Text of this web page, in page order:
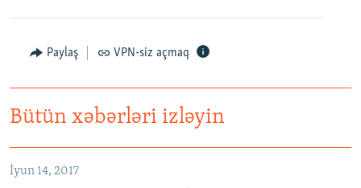
Paylaş VPN-siz açmaq
Bütün xəbərləri izləyin
İyun 14, 2017